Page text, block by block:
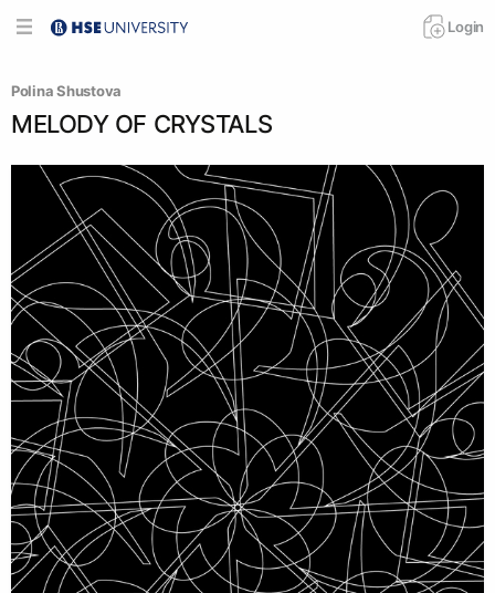
Login
Polina Shustova
MELODY OF CRYSTALS